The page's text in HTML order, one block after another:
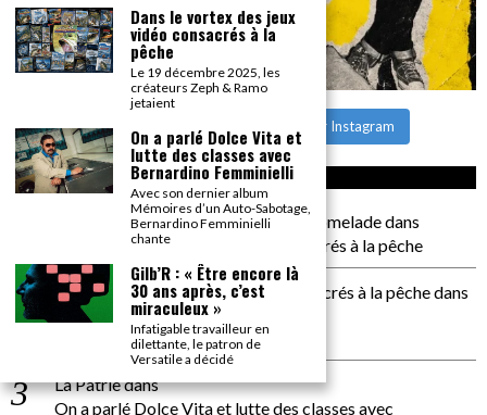
CHARGER PLUS Suivre sur Instagram
CA COMMENTE SEC
il a pas de genoux Messi comme P comeladedans
Dans le vortex des jeux vidéo consacrés à la pêche
Dans le vortex des jeux vidéos consacrés à la pêchedans
PACÔME THIELLEMENT
La séance d’Hip Gnose
La Patriedans
On a parlé Dolce Vita et lutte des classes avec
Dans le vortex des jeux
vidéo consacrés à la
pêche
Le 19 décembre 2025, les
créateurs Zeph & Ramo
jetaient
On a parlé Dolce Vita et
lutte des classes avec
Bernardino Femminielli
Avec son dernier album
Mémoires d’un Auto-Sabotage,
Bernardino Femminielli
chante
Gilb’R : « Être encore là
30 ans après, c’est
miraculeux »
Infatigable travailleur en
dilettante, le patron de
Versatile a décidé